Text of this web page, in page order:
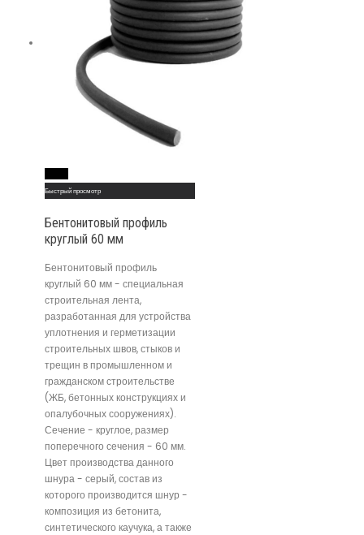
Быстрый просмотр
Бентонитовый профиль
круглый 60 мм
Бентонитовый профиль
круглый 60 мм - специальная
строительная лента,
разработанная для устройства
уплотнения и герметизации
строительных швов, стыков и
трещин в промышленном и
гражданском строительстве
(ЖБ, бетонных конструкциях и
опалубочных сооружениях).
Сечение - круглое, размер
поперечного сечения - 60 мм.
Цвет производства данного
шнура - серый, состав из
которого производится шнур -
композиция из бетонита,
синтетического каучука, а также